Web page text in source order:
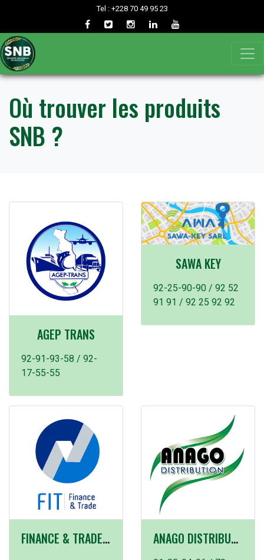
Tel : +228 70 49 95 23
Où trouver les produits
SNB ?
AGEP TRANS
92-91-93-58 / 92-
17-55-55
SAWA KEY
92-25-90-90 / 92 52
91 91 / 92 25 92 92
FINANCE & TRADE SARL ANAGO DISTRIBUTION